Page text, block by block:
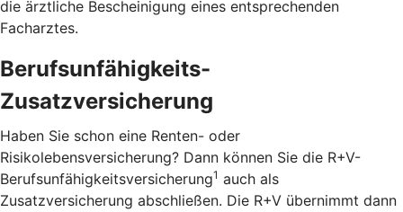
die ärztliche Bescheinigung eines entsprechenden
Facharztes.
Berufsunfähigkeits-
Zusatzversicherung
Haben Sie schon eine Renten- oder
Risikolebensversicherung? Dann können Sie die R+V-
Berufsunfähigkeitsversicherung1 auch als
Zusatzversicherung abschließen. Die R+V übernimmt dann